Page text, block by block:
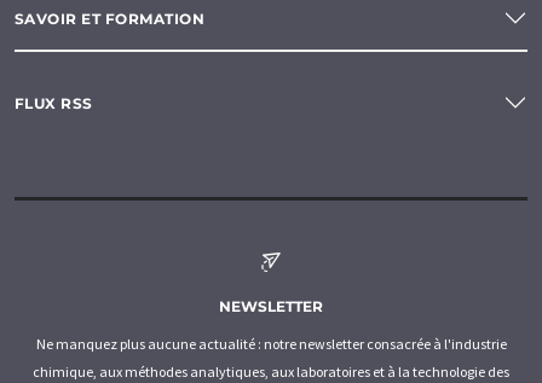
SAVOIR ET FORMATION
FLUX RSS
NEWSLETTER
Ne manquez plus aucune actualité : notre newsletter consacrée à l'industrie
chimique, aux méthodes analytiques, aux laboratoires et à la technologie des